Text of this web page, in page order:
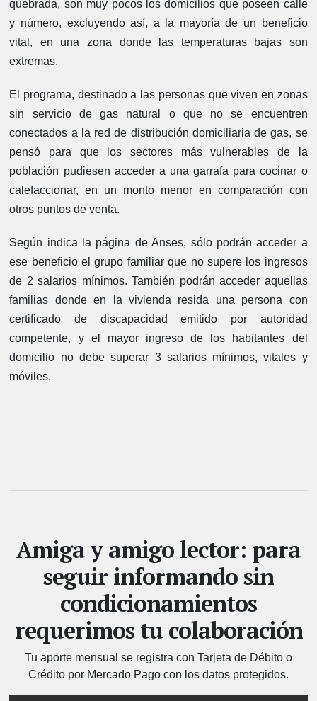
quebrada, son muy pocos los domicilios que poseen calle
y número, excluyendo así, a la mayoría de un beneficio
vital, en una zona donde las temperaturas bajas son
extremas.
El programa, destinado a las personas que viven en zonas
sin servicio de gas natural o que no se encuentren
conectados a la red de distribución domiciliaria de gas, se
pensó para que los sectores más vulnerables de la
población pudiesen acceder a una garrafa para cocinar o
calefaccionar, en un monto menor en comparación con
otros puntos de venta.
Según indica la página de Anses, sólo podrán acceder a
ese beneficio el grupo familiar que no supere los ingresos
de 2 salarios mínimos. También podrán acceder aquellas
familias donde en la vivienda resida una persona con
certificado de discapacidad emitido por autoridad
competente, y el mayor ingreso de los habitantes del
domicilio no debe superar 3 salarios mínimos, vitales y
móviles.
Amiga y amigo lector: para
seguir informando sin
condicionamientos
requerimos tu colaboración
Tu aporte mensual se registra con Tarjeta de Débito o
Crédito por Mercado Pago con los datos protegidos.